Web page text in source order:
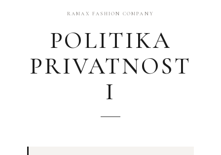
RAMAX FASHION COMPANY
POLITIKA
PRIVATNOST
I